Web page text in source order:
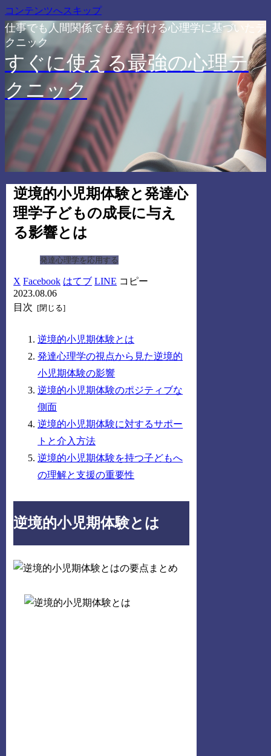
コンテンツへスキップ
仕事でも人間関係でも差を付ける心理学に基づいたテ
クニック
すぐに使える最強の心理テ
クニック
逆境的小児期体験と発達心
理学子どもの成長に与え
る影響とは
発達心理学を応用する
X Facebook はてブ LINE コピー
2023.08.06
目次
逆境的小児期体験とは
発達心理学の視点から見た逆境的
小児期体験の影響
逆境的小児期体験のポジティブな
側面
逆境的小児期体験に対するサポー
トと介入方法
逆境的小児期体験を持つ子どもへ
の理解と支援の重要性
逆境的小児期体験とは